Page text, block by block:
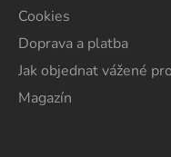
Cookies
Doprava a platba
Jak objednat vážené
Magazín